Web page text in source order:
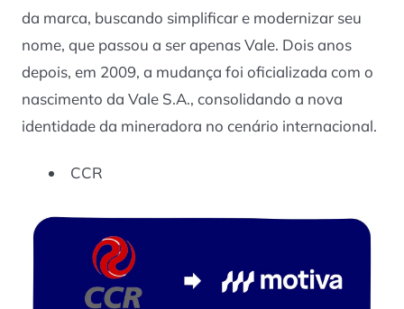
da marca, buscando simplificar e modernizar seu
nome, que passou a ser apenas Vale. Dois anos
depois, em 2009, a mudança foi oficializada com o
nascimento da Vale S.A., consolidando a nova
identidade da mineradora no cenário internacional.
CCR